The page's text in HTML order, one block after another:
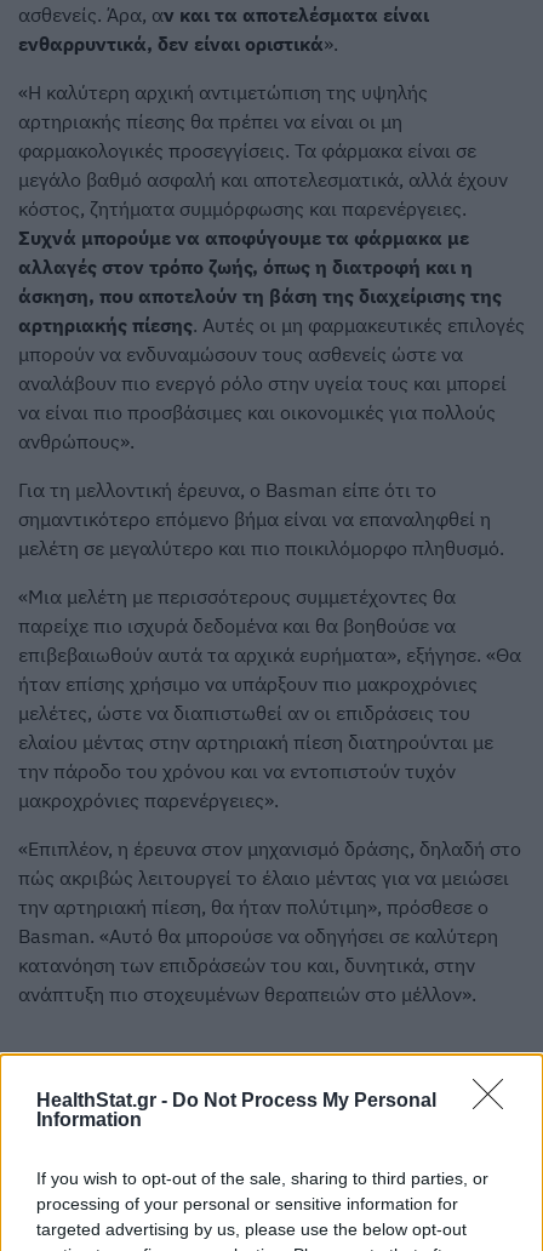
HealthStat.gr - Do Not Process My Personal
Information
If you wish to opt-out of the sale, sharing to third parties, or
processing of your personal or sensitive information for
targeted advertising by us, please use the below opt-out
ασθενείς. Άρα, αν και τα αποτελέσματα είναι
ενθαρρυντικά, δεν είναι οριστικά».
«Η καλύτερη αρχική αντιμετώπιση της υψηλής
αρτηριακής πίεσης θα πρέπει να είναι οι μη
φαρμακολογικές προσεγγίσεις. Τα φάρμακα είναι σε
μεγάλο βαθμό ασφαλή και αποτελεσματικά, αλλά έχουν
κόστος, ζητήματα συμμόρφωσης και παρενέργειες.
Συχνά μπορούμε να αποφύγουμε τα φάρμακα με
αλλαγές στον τρόπο ζωής, όπως η διατροφή και η
άσκηση, που αποτελούν τη βάση της διαχείρισης της
αρτηριακής πίεσης. Αυτές οι μη φαρμακευτικές επιλογές
μπορούν να ενδυναμώσουν τους ασθενείς ώστε να
αναλάβουν πιο ενεργό ρόλο στην υγεία τους και μπορεί
να είναι πιο προσβάσιμες και οικονομικές για πολλούς
ανθρώπους».
Για τη μελλοντική έρευνα, ο Basman είπε ότι το
σημαντικότερο επόμενο βήμα είναι να επαναληφθεί η
μελέτη σε μεγαλύτερο και πιο ποικιλόμορφο πληθυσμό.
«Μια μελέτη με περισσότερους συμμετέχοντες θα
παρείχε πιο ισχυρά δεδομένα και θα βοηθούσε να
επιβεβαιωθούν αυτά τα αρχικά ευρήματα», εξήγησε. «Θα
ήταν επίσης χρήσιμο να υπάρξουν πιο μακροχρόνιες
μελέτες, ώστε να διαπιστωθεί αν οι επιδράσεις του
ελαίου μέντας στην αρτηριακή πίεση διατηρούνται με
την πάροδο του χρόνου και να εντοπιστούν τυχόν
μακροχρόνιες παρενέργειες».
«Επιπλέον, η έρευνα στον μηχανισμό δράσης, δηλαδή στο
πώς ακριβώς λειτουργεί το έλαιο μέντας για να μειώσει
την αρτηριακή πίεση, θα ήταν πολύτιμη», πρόσθεσε ο
Basman. «Αυτό θα μπορούσε να οδηγήσει σε καλύτερη
κατανόηση των επιδράσεών του και, δυνητικά, στην
ανάπτυξη πιο στοχευμένων θεραπειών στο μέλλον».